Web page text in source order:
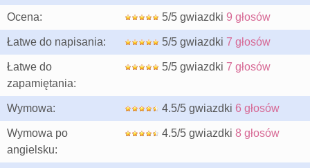
Ocena: 5/5 gwiazdki 9 głosów
Łatwe do napisania: 5/5 gwiazdki 7 głosów
Łatwe do
zapamiętania:
5/5 gwiazdki 7 głosów
Wymowa: 4.5/5 gwiazdki 6 głosów
Wymowa po
angielsku:
4.5/5 gwiazdki 8 głosów